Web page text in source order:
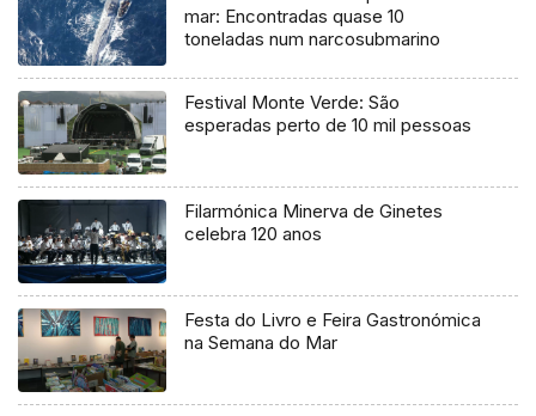
mar: Encontradas quase 10
toneladas num narcosubmarino
Festival Monte Verde: São
esperadas perto de 10 mil pessoas
Filarmónica Minerva de Ginetes
celebra 120 anos
Festa do Livro e Feira Gastronómica
na Semana do Mar